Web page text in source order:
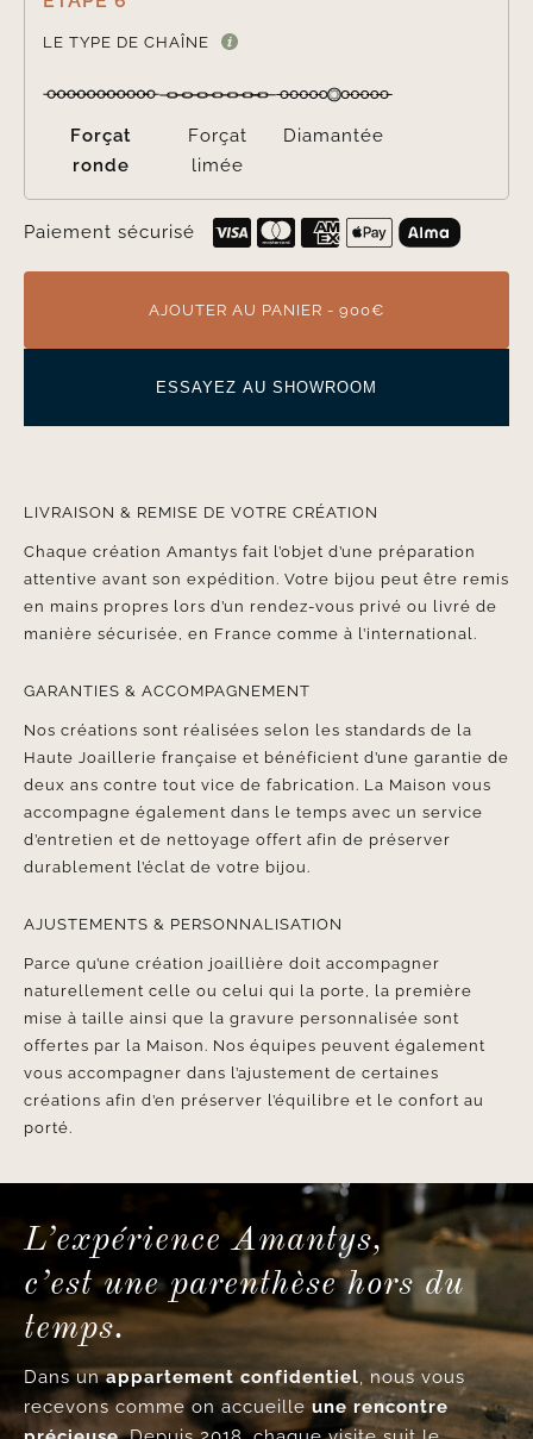
LE TYPE DE CHAÎNE
Forçat
ronde
Forçat
limée
Diamantée
Paiement sécurisé
AJOUTER AU PANIER - 900€
ESSAYEZ AU SHOWROOM
LIVRAISON & REMISE DE VOTRE CRÉATION
Chaque création Amantys fait l’objet d’une préparation
attentive avant son expédition. Votre bijou peut être remis
en mains propres lors d’un rendez-vous privé ou livré de
manière sécurisée, en France comme à l’international.
GARANTIES & ACCOMPAGNEMENT
Nos créations sont réalisées selon les standards de la
Haute Joaillerie française et bénéficient d’une garantie de
deux ans contre tout vice de fabrication. La Maison vous
accompagne également dans le temps avec un service
d’entretien et de nettoyage offert afin de préserver
durablement l’éclat de votre bijou.
AJUSTEMENTS & PERSONNALISATION
Parce qu’une création joaillière doit accompagner
naturellement celle ou celui qui la porte, la première
mise à taille ainsi que la gravure personnalisée sont
offertes par la Maison. Nos équipes peuvent également
vous accompagner dans l’ajustement de certaines
créations afin d’en préserver l’équilibre et le confort au
porté.
L’expérience Amantys,
c’est une parenthèse hors du
temps.
Dans unappartement confidentiel, nous vous
recevons comme on accueille une rencontre